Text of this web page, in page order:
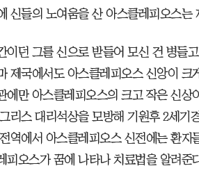
신들의 노여움을 산 아스클레피오스는
이던 그를 신으로 받들어 모신 건 병들
제국에서도 아스클레피오스 신앙이
에만 아스클레피오스의 크고 작은 신상
리스 대리석상을 모방해 기원후 2세기
역에서 아스클레피오스 신전에는 환
피오스가 꿈에 나타나 치료법을 알려준